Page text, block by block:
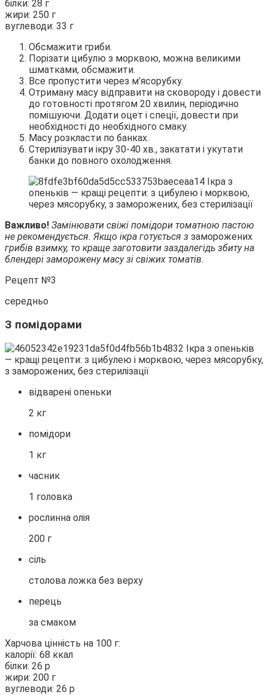
білки: 28 г
жири: 250 г
вуглеводи: 33 г
Обсмажити гриби.
Порізати цибулю з морквою, можна великими
шматками, обсмажити.
Все пропустити через м’ясорубку.
Отриману масу відправити на сковороду і довести
до готовності протягом 20 хвилин, періодично
помішуючи. Додати оцет і спеції, довести при
необхідності до необхідного смаку.
Масу розкласти по банках.
Стерилізувати ікру 30-40 хв., закатати і укутати
банки до повного охолодження.
Важливо! Замінювати свіжі помідори томатною пастою
не рекомендується. Якщо ікра готується з заморожених
грибів взимку, то краще заготовити заздалегідь збиту на
блендері заморожену масу зі свіжих томатів.
Рецепт №3
середньо
З помідорами
відварені опеньки
2 кг
помідори
1 кг
часник
1 головка
рослинна олія
200 г
сіль
столова ложка без верху
перець
за смаком
Харчова цінність на 100 г:
калорії: 68 ккал
білки: 26 р
жири: 200 г
вуглеводи: 26 р